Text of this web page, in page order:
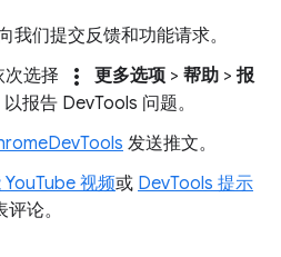
我们提交反馈和功能请求。
次选择
more_vert 更多选项 > 帮助 > 报
以报告 DevTools 问题。
发送推文。
视频或 DevTools 提示
论。